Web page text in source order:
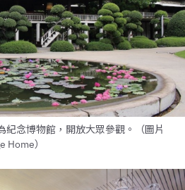
紀念博物館，開放大眾參觀。（圖片
Home）